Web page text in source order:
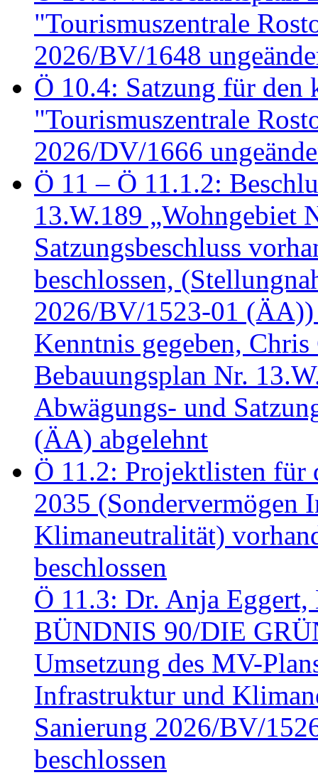
"Tourismuszentrale
2026/BV/1648
Ö 10.4: Satzung für den
"Tourismuszentrale
2026/DV/1666
Ö 11 – Ö 11.1.2:
13.W.189 „Wohngebiet
Satzungsbeschluss
beschlossen,
2026/BV/1523-01
Kenntnis gegeben,
Bebauungsplan Nr.
Abwägungs- und
(ÄA) abgelehnt
Ö 11.2: Projektlisten für
2035 (Sondervermögen
Klimaneutralität)
beschlossen
Ö 11.3: Dr. Anja
BÜNDNIS 90/DIE
Umsetzung des MV-
Infrastruktur und
Sanierung 2026/BV/
beschlossen